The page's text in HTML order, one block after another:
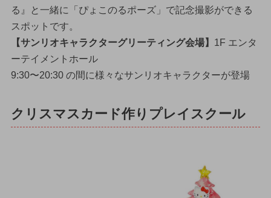
る』と一緒に「ぴょこのるポーズ」で記念撮影ができる
スポットです。
【サンリオキャラクターグリーティング会場】 1F エンタ
ーテイメントホール
9:30〜20:30 の間に様々なサンリオキャラクターが登場
クリスマスカード作りプレイスクール